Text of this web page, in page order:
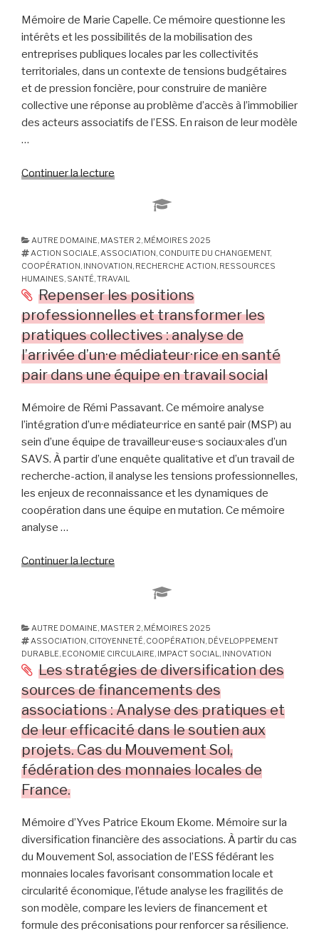
III
? »
Mémoire de Marie Capelle. Ce mémoire questionne les
intérêts et les possibilités de la mobilisation des
entreprises publiques locales par les collectivités
territoriales, dans un contexte de tensions budgétaires
et de pression foncière, pour construire de manière
collective une réponse au problème d’accès à l’immobilier
des acteurs associatifs de l’ESS. En raison de leur modèle
…
Continuer la lecture
l’immobilier
locatif
pour
les
acteurs
associatifs
de
l’économie
sociale
solidaire
:
l’intervention
des
entreprises
publiques
locales »
AUTRE DOMAINE, MASTER 2, MÉMOIRES 2025
ACTION SOCIALE,ASSOCIATION, CONDUITE DU CHANGEMENT,
COOPÉRATION, INNOVATION, RECHERCHE ACTION, RESSOURCES
HUMAINES, SANTÉ,TRAVAIL
Repenser les positions
professionnelles et transformer les
pratiques collectives : analyse de
l’arrivée d’un·e médiateur·rice en santé
pair dans une équipe en travail social
Mémoire de Rémi Passavant. Ce mémoire analyse
l’intégration d’un·e médiateur·rice en santé pair (MSP) au
sein d’une équipe de travailleur·euse·s sociaux·ales d’un
SAVS. À partir d’une enquête qualitative et d’un travail de
recherche-action, il analyse les tensions professionnelles,
les enjeux de reconnaissance et les dynamiques de
coopération dans une équipe en mutation. Ce mémoire
analyse …
Continuer la lecture
professionnelles
et
transformer
les
pratiques
collectives
:
analyse
de
médiateur·rice
en
santé
pair
dans
une
équipe
AUTRE DOMAINE, MASTER 2, MÉMOIRES 2025
ASSOCIATION, CITOYENNETÉ, COOPÉRATION, DÉVELOPPEMENT
DURABLE, ECONOMIE CIRCULAIRE, IMPACT SOCIAL, INNOVATION
Les stratégies de diversification des
sources de financements des
associations : Analyse des pratiques et
de leur efficacité dans le soutien aux
projets. Cas du Mouvement Sol,
fédération des monnaies locales de
France.
Mémoire d’Yves Patrice Ekoum Ekome. Mémoire sur la
diversification financière des associations. À partir du cas
du Mouvement Sol, association de l’ESS fédérant les
monnaies locales favorisant consommation locale et
circularité économique, l’étude analyse les fragilités de
son modèle, compare les leviers de financement et
formule des préconisations pour renforcer sa résilience.